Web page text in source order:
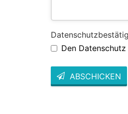
Den
ABSCHICKEN